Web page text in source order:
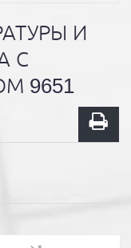
И
С
9651